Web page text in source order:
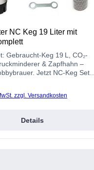
NC Keg 19 Liter mit
Gebraucht-Keg 19 L, CO₂-
& Zapfhahn –
Jetzt NC-Keg Set
loszapfen!
zzgl. Versandkosten
Details